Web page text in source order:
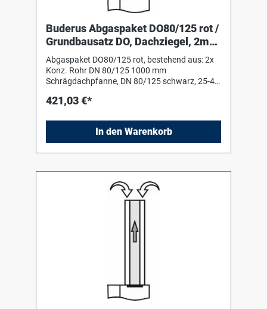
Buderus Abgaspaket DO80/125 rot /
Grundbausatz DO, Dachziegel, 2m
Rohr
Abgaspaket DO80/125 rot, bestehend aus: 2x
Konz. Rohr DN 80/125 1000 mm
Schrägdachpfanne, DN 80/125 schwarz, 25-45
Montagehilfe (Schiebestück)
421,03 €*
In den Warenkorb